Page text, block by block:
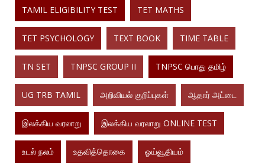
TAMIL ELIGIBILITY TEST TET MATHS
TET PSYCHOLOGY TEXT BOOK TIME TABLE
TN SET TNPSC GROUP II TNPSC பொது தமிழ்
UG TRB TAMIL அறிவியல் குறிப்புகள் ஆதார் அட்டை
இலக்கிய வரலாறு இலக்கிய வரலாறு ONLINE TEST
உடல் நலம் உதவித்தொகை ஓய்வூதியம்